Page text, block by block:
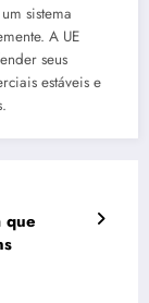
sistema
A UE
seus
estáveis e
que